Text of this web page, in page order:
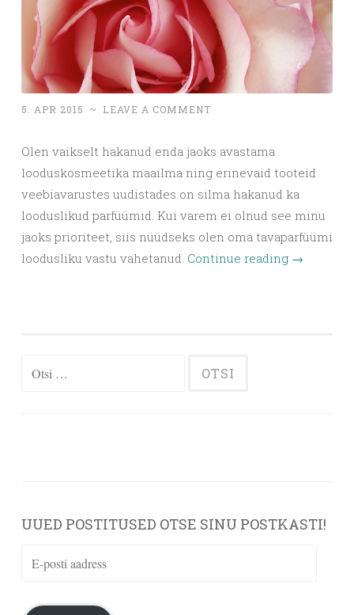
5. APR 2015 ~ LEAVE A COMMENT
Olen vaikselt hakanud enda jaoks avastama
looduskosmeetika maailma ning erinevaid tooteid
veebiavarustes uudistades on silma hakanud ka
looduslikud parfüümid. Kui varem ei olnud see minu
jaoks prioriteet, siis nüüdseks olen oma tavaparfüümi
loodusliku vastu vahetanud. Continue reading →
Otsi:
UUED POSTITUSED OTSE SINU POSTKASTI!
E-
aadress